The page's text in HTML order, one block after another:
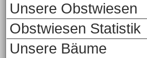
Unsere Obstwiesen
Obstwiesen Statistik
Unsere Bäume